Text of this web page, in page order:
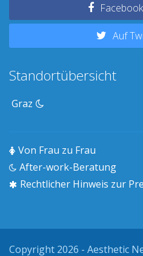
Auf
Standortübersicht
Graz
Von Frau zu Frau
After-work-Beratung
Rechtlicher Hinweis zur
Copyright 2026 - Aesthetic